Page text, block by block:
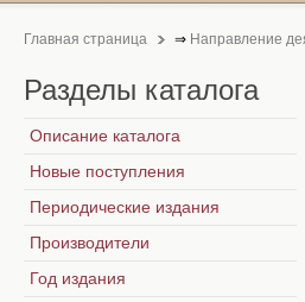
Главная страница ⇒ Направление
Разделы каталога
Описание каталога
Новые поступления
Периодические издания
Производители
Год издания